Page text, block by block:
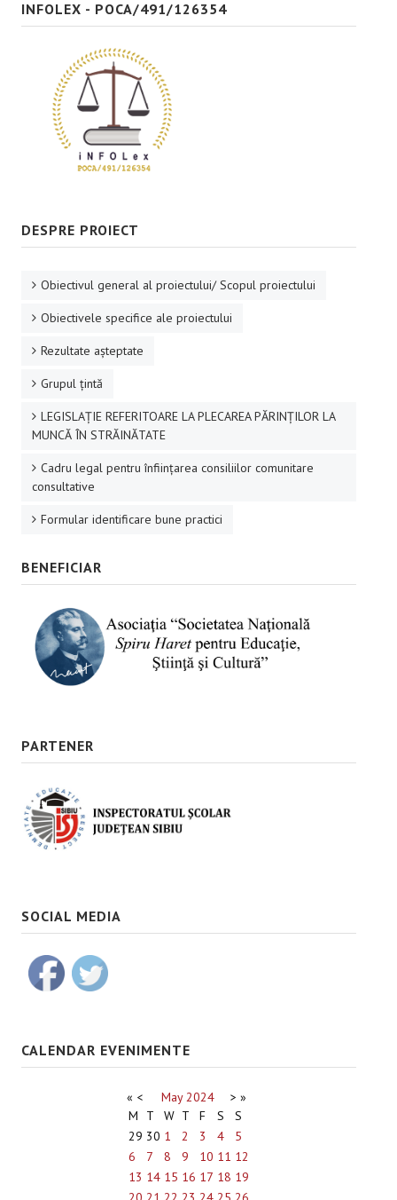
INFOLEX - POCA/491/126354
DESPRE PROIECT
Obiectivul general al proiectului/ Scopul proiectului
Obiectivele specifice ale proiectului
Rezultate aşteptate
Grupul ţintă
LEGISLAȚIE REFERITOARE LA PLECAREA PĂRINȚILOR LA
MUNCĂ ÎN STRĂINĂTATE
Cadru legal pentru înființarea consiliilor comunitare
consultative
Formular identificare bune practici
BENEFICIAR
PARTENER
SOCIAL MEDIA
CALENDAR EVENIMENTE
« < May 2024 > »
M
T W T F S
S
29 30 1 2 3 4
5
6
7 8 9 10 11 12
13 14 15 16 17 18 19